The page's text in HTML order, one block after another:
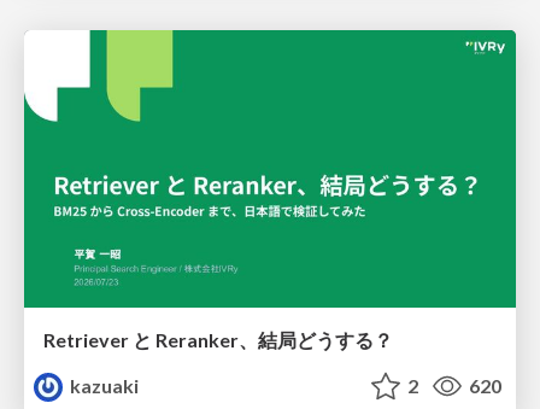
Retriever と Reranker、結局どうする？
kazuaki
2 620